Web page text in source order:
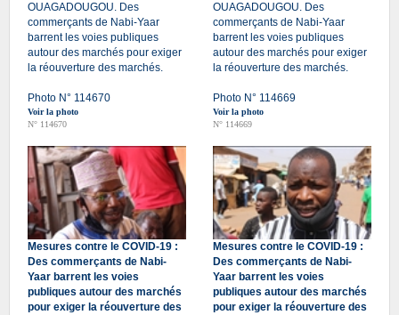
OUAGADOUGOU. Des
commerçants de Nabi-Yaar
barrent les voies publiques
autour des marchés pour exiger
la réouverture des marchés.
Photo N° 114670
Voir la photo
N° 114670
OUAGADOUGOU. Des
commerçants de Nabi-Yaar
barrent les voies publiques
autour des marchés pour exiger
la réouverture des marchés.
Photo N° 114669
Voir la photo
N° 114669
Mesures contre le COVID-19 :
Des commerçants de Nabi-
Yaar barrent les voies
publiques autour des marchés
pour exiger la réouverture des
Mesures contre le COVID-19 :
Des commerçants de Nabi-
Yaar barrent les voies
publiques autour des marchés
pour exiger la réouverture des